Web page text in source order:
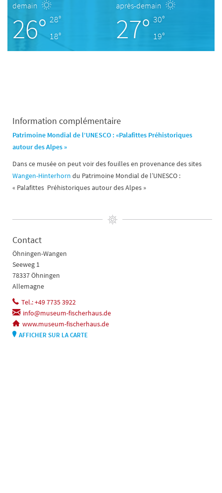
demain
26° 28°
18°
après-demain
27° 30°
19°
Information complémentaire
Patrimoine Mondial de l’UNESCO : «Palafittes Préhistoriques
autour des Alpes »
Dans ce musée on peut voir des fouilles en provenance des sites
Wangen-Hinterhorn du Patrimoine Mondial de l’UNESCO :
« Palafittes Préhistoriques autour des Alpes »
Contact
Öhningen-Wangen
Seeweg 1
78337 Öhningen
Allemagne
Tel.: +49 7735 3922
info@museum-fischerhaus.de
www.museum-fischerhaus.de
AFFICHER SUR LA CARTE